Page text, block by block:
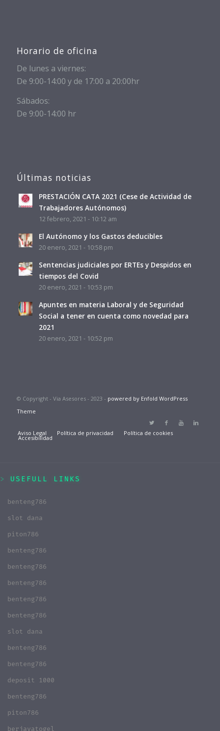
Horario de oficina
De lunes a viernes:
De 9:00-14:00 y de 17:00 a 20:00hr
Sábados:
De 9:00-14:00 hr
Últimas noticias
PRESTACIÓN CATA 2021 (Cese de Actividad de
Trabajadores Autónomos)
12 febrero, 2021 - 10:12 am
El Autónomo y los Gastos deducibles
20 enero, 2021 - 10:58 pm
Sentencias judiciales por ERTEs y Despidos en
tiempos del Covid
20 enero, 2021 - 10:53 pm
Apuntes en materia Laboral y de Seguridad
Social a tener en cuenta como novedad para
2021
20 enero, 2021 - 10:52 pm
© Copyright - Via Asesores - 2023 - powered by Enfold WordPress
Theme
Aviso Legal Política de privacidad Política de cookies
Accesibilidad
USEFULL LINKS
benteng786
slot dana
piton786
benteng786
benteng786
benteng786
benteng786
benteng786
slot dana
benteng786
benteng786
deposit 1000
benteng786
piton786
berjayatogel